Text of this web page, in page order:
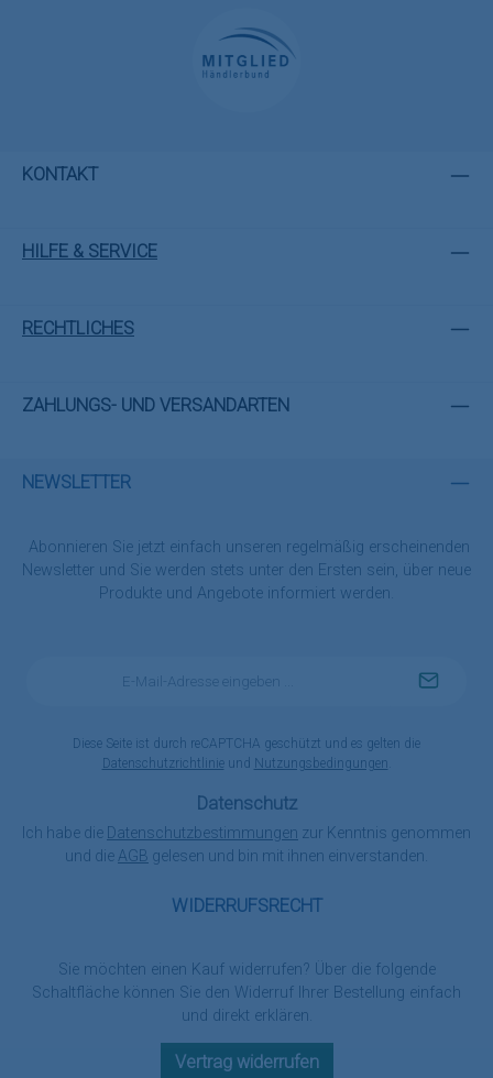
KONTAKT
HILFE & SERVICE
RECHTLICHES
ZAHLUNGS- UND VERSANDARTEN
WIDERRUFSRECHT
Sie möchten einen Kauf widerrufen? Über die folgende
Schaltfläche können Sie den Widerruf Ihrer Bestellung einfach
und direkt erklären.
Vertrag widerrufen
NEWSLETTER
Abonnieren Sie jetzt einfach unseren regelmäßig erscheinenden
Newsletter und Sie werden stets unter den Ersten sein, über neue
Produkte und Angebote informiert werden.
Diese Seite ist durch reCAPTCHA geschützt und es gelten die
Datenschutzrichtlinieund Nutzungsbedingungen
Datenschutz
Ich habe die Datenschutzbestimmungen zur Kenntnis genommen
und die AGB gelesen und bin mit ihnen einverstanden.